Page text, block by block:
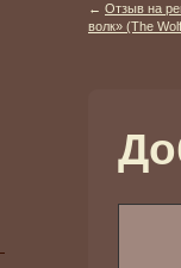
← Отзыв на
волк» (The